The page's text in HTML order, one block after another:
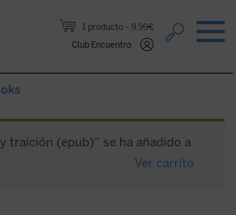
1 producto
9,99€
Club Encuentro
traición (epub)” se ha añadido a
Ver carrito